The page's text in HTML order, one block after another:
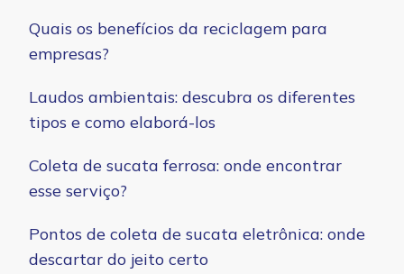
Quais os benefícios da reciclagem para
empresas?
Laudos ambientais: descubra os diferentes
tipos e como elaborá-los
Coleta de sucata ferrosa: onde encontrar
esse serviço?
Pontos de coleta de sucata eletrônica: onde
descartar do jeito certo